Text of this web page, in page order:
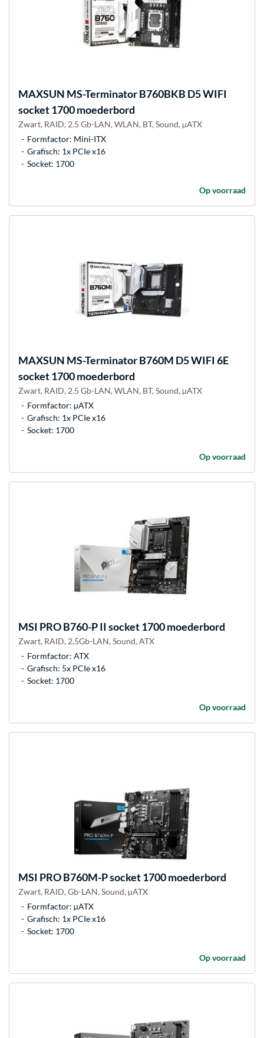
MAXSUN MS-Terminator B760BKB D5 WIFI
socket 1700 moederbord
Zwart, RAID, 2.5 Gb-LAN, WLAN, BT, Sound, µATX
Formfactor: Mini-ITX
Grafisch: 1x PCIe x16
Socket: 1700
Op voorraad
MAXSUN MS-Terminator B760M D5 WIFI 6E
socket 1700 moederbord
Zwart, RAID, 2.5 Gb-LAN, WLAN, BT, Sound, µATX
Formfactor: µATX
Grafisch: 1x PCIe x16
Socket: 1700
Op voorraad
MSI PRO B760-P II socket 1700 moederbord
Zwart, RAID, 2,5Gb-LAN, Sound, ATX
Formfactor: ATX
Grafisch: 5x PCIe x16
Socket: 1700
Op voorraad
MSI PRO B760M-P socket 1700 moederbord
Zwart, RAID, Gb-LAN, Sound, µATX
Formfactor: µATX
Grafisch: 1x PCIe x16
Socket: 1700
Op voorraad